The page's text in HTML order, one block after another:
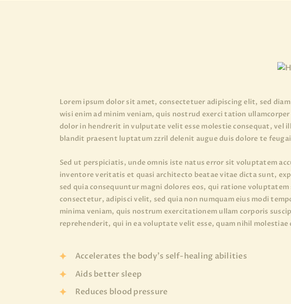
Lorem ipsum dolor sit amet, consectetuer adipiscing elit, sed
wisi enim ad minim veniam, quis nostrud exerci tation
dolor in hendrerit in vulputate velit esse molestie consequat, vel
blandit praesent luptatum zzril delenit augue duis dolore te
Sed ut perspiciatis, unde omnis iste natus error sit voluptatem
inventore veritatis et quasi architecto beatae vitae dicta sunt,
sed quia consequuntur magni dolores eos, qui ratione
consectetur, adipisci velit, sed quia non numquam eius modi
minima veniam, quis nostrum exercitationem ullam corporis
reprehenderit, qui in ea voluptate velit esse, quam nihil
Accelerates the body’s self-healing abilities
Aids better sleep
Reduces blood pressure